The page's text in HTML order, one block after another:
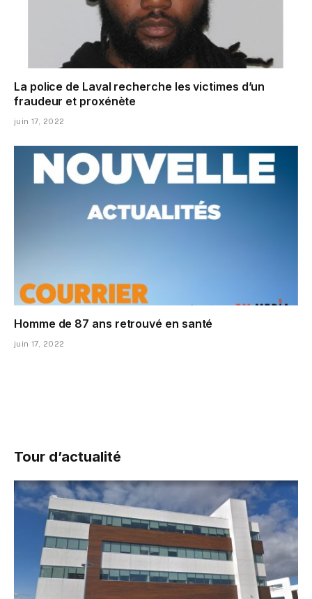
La police de Laval recherche les victimes d’un
fraudeur et proxénète
juin 17, 2022
Homme de 87 ans retrouvé en santé
juin 17, 2022
Tour d’actualité